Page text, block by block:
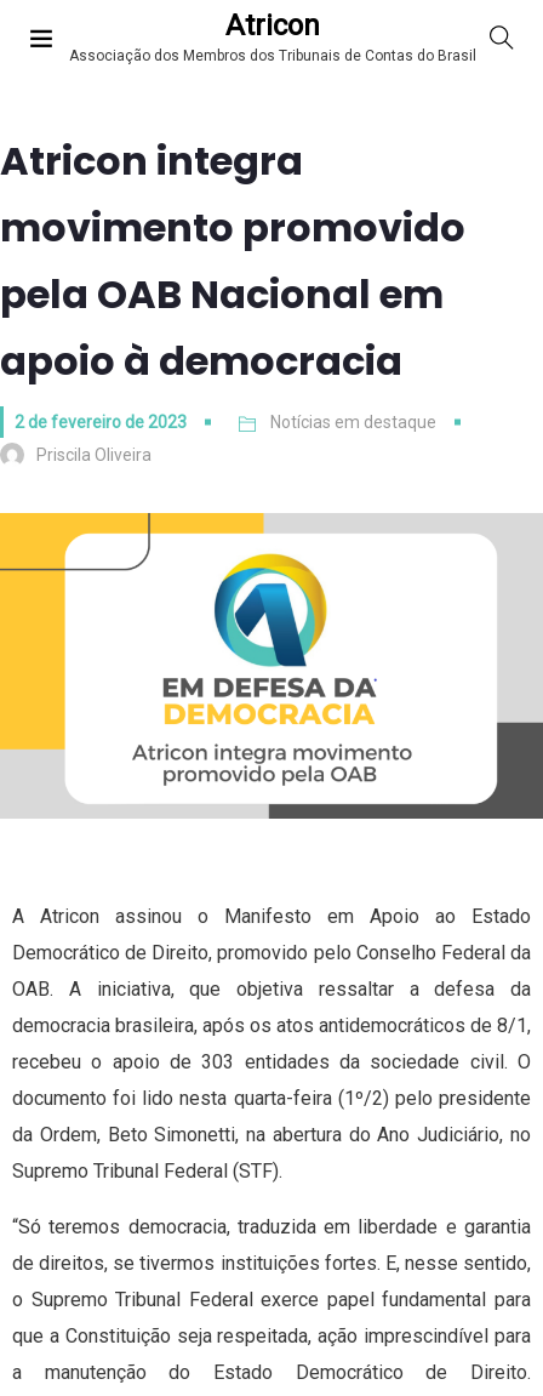
Atricon
Associação dos Membros dos Tribunais de Contas do Brasil
Atricon integra
movimento promovido
pela OAB Nacional em
apoio à democracia
2 de fevereiro de 2023
Notícias em destaque
Priscila Oliveira
A Atricon assinou o Manifesto em Apoio ao Estado
Democrático de Direito, promovido pelo Conselho Federal da
OAB. A iniciativa, que objetiva ressaltar a defesa da
democracia brasileira, após os atos antidemocráticos de 8/1,
recebeu o apoio de 303 entidades da sociedade civil. O
documento foi lido nesta quarta-feira (1º/2) pelo presidente
da Ordem, Beto Simonetti, na abertura do Ano Judiciário, no
Supremo Tribunal Federal (STF).
“Só teremos democracia, traduzida em liberdade e garantia
de direitos, se tivermos instituições fortes. E, nesse sentido,
o Supremo Tribunal Federal exerce papel fundamental para
que a Constituição seja respeitada, ação imprescindível para
a manutenção do Estado Democrático de Direito.